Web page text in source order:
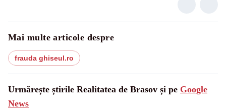
Mai multe articole despre
frauda ghiseul.ro
Urmărește știrile Realitatea de Brasov și pe Google
News